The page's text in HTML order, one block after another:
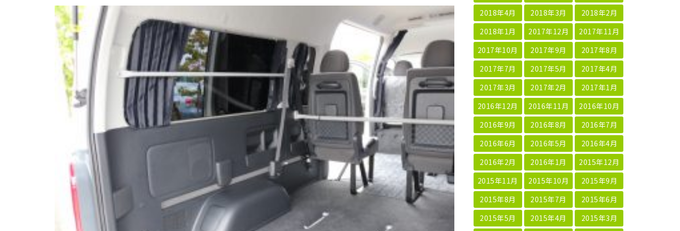
2018年4月
2018年3月
2018年2月
2018年1月
2017年12月
2017年11月
2017年10月
2017年9月
2017年8月
2017年7月
2017年5月
2017年4月
2017年3月
2017年2月
2017年1月
2016年12月
2016年11月
2016年10月
2016年9月
2016年8月
2016年7月
2016年6月
2016年5月
2016年4月
2016年2月
2016年1月
2015年12月
2015年11月
2015年10月
2015年9月
2015年8月
2015年7月
2015年6月
2015年5月
2015年4月
2015年3月